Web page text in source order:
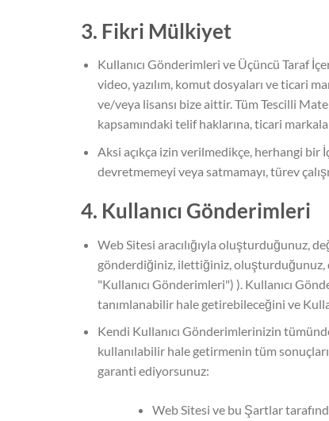
3. Fikri Mülkiyet
Kullanıcı Gönderimleri ve Üçüncü Taraf
video, yazılım, komut dosyaları ve ticari
ve/veya lisansı bize aittir. Tüm Tescilli
kapsamındaki telif haklarına, ticari
Aksi açıkça izin verilmedikçe, herhangi bir
devretmemeyi veya satmamayı, türev
4. Kullanıcı Gönderimleri
Web Sitesi aracılığıyla oluşturduğunuz,
gönderdiğiniz, ilettiğiniz, oluşturduğunuz,
"Kullanıcı Gönderimleri") ). Kullanıcı
tanımlanabilir hale getirebileceğini ve
Kendi Kullanıcı Gönderimlerinizin
kullanılabilir hale getirmenin tüm
garanti ediyorsunuz:
Web Sitesi ve bu Şartlar